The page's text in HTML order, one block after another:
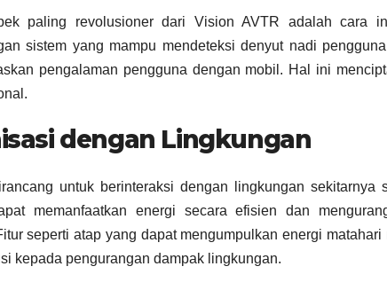
paling revolusioner dari Vision AVTR adalah cara
sistem yang mampu mendeteksi denyut nadi
pengalaman pengguna dengan mobil. Hal ini
dengan Lingkungan
untuk berinteraksi dengan lingkungan
memanfaatkan energi secara efisien dan
seperti atap yang dapat mengumpulkan energi
kepada pengurangan dampak lingkungan.